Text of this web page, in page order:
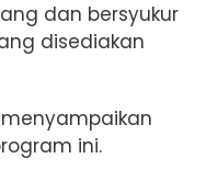
dan bersyukur
disediakan
ini.